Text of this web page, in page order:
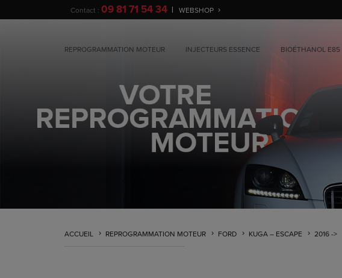
Contact : 09 81 71 54 34 WEBSHOP
REPROGRAMMATION MOTEUR INJECTEURS ESSENCE BIOÉTHANOL E85
ACCUEIL REPROGRAMMATION MOTEUR FORD KUGA – ESCAPE 2016 ->